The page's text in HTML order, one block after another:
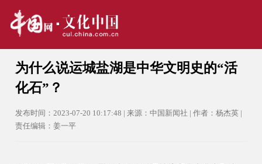
为什么说运城盐湖是中华文明史的“活
化石”？
发布时间：2023-07-20 10:17:48 | 来源：中国新闻社 | 作者：杨杰英 |
责任编辑：姜一平